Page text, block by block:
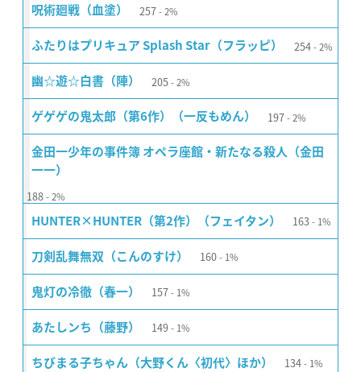
呪術廻戦（血塗） 257 2%
ふたりはプリキュア Splash Star（フラッピ） 254 2%
幽☆遊☆白書（陣） 205 2%
ゲゲゲの鬼太郎（第6作）（一反もめん） 197 2%
金田一少年の事件簿 オペラ座館・新たなる殺人（金田
一一）
188 2%
HUNTER×HUNTER（第2作）（フェイタン） 163 1%
刀剣乱舞無双（こんのすけ） 160 1%
鬼灯の冷徹（春一） 157 1%
あたしンち（藤野） 149 1%
ちびまる子ちゃん（大野くん〈初代〉ほか） 134 1%